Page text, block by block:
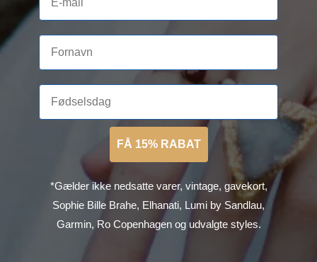
FÅ 15% RABAT
*Gælder ikke nedsatte varer, vintage, gavekort,
Sophie Bille Brahe, Elhanati, Lumi by Sandlau,
Garmin, Ro Copenhagen og udvalgte styles.